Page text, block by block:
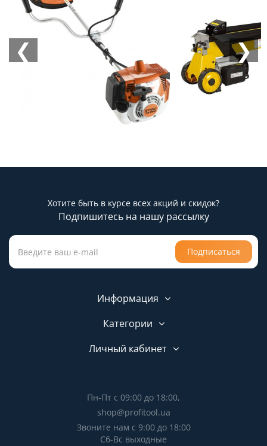
❮ ❯
Хотите быть в курсе всех акций и скидок?
Подпишитесь на нашу рассылку
Подписаться
Информация
Категории
Личный кабинет
Пн-Пт с 09:00 до 18:00,
shop@profitool.ua
Звоните нам с 9:00 до 18:00
Сб-Вс выходные